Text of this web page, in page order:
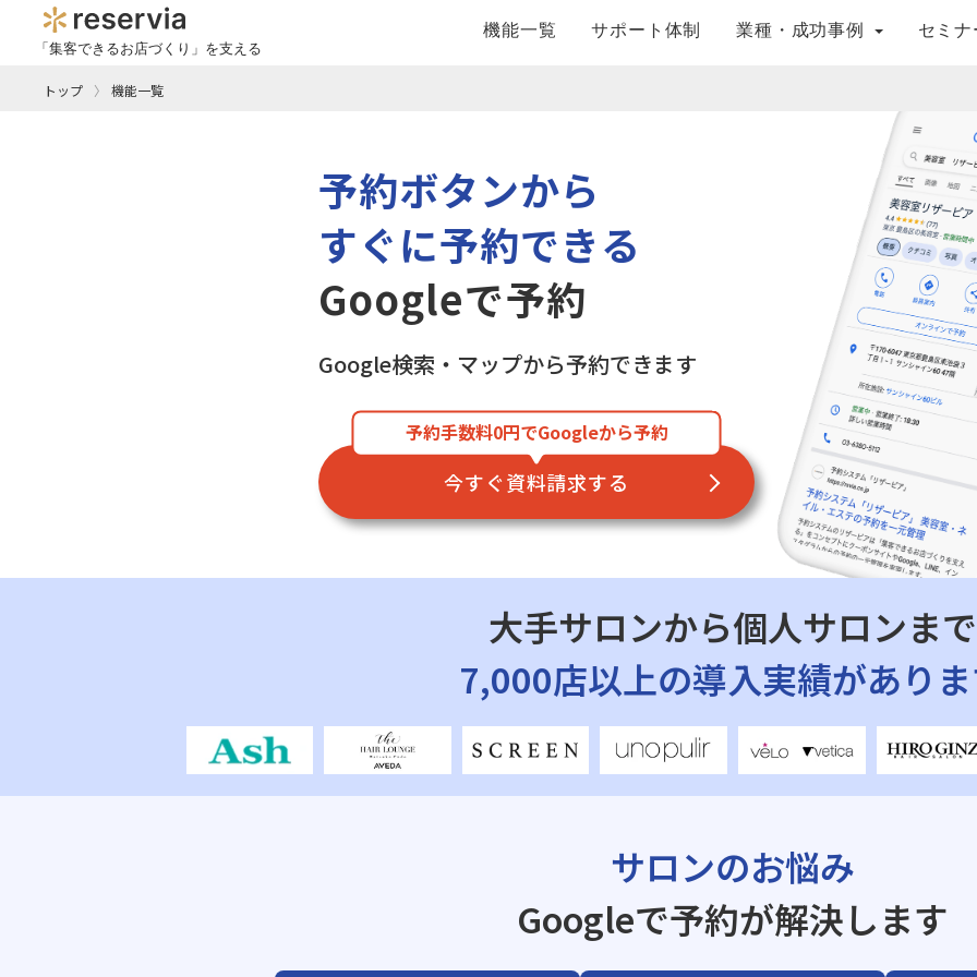
「集客できるお店づくり」を支える
機能一覧 サポート体制 業種・成功事例 セミ
トップ 機能一覧
予約ボタンから
すぐに予約できる
Googleで予約
Google検索・マップから予約できます
予約手数料0円でGoogleから予約
今すぐ資料請求する
大手サロンから個人サロンまで
7,000店以上の導入実績があり
サロンのお悩み
Googleで予約が解決します